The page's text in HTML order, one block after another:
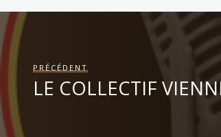
PRÉCÉDENT
LE COLLECTIF